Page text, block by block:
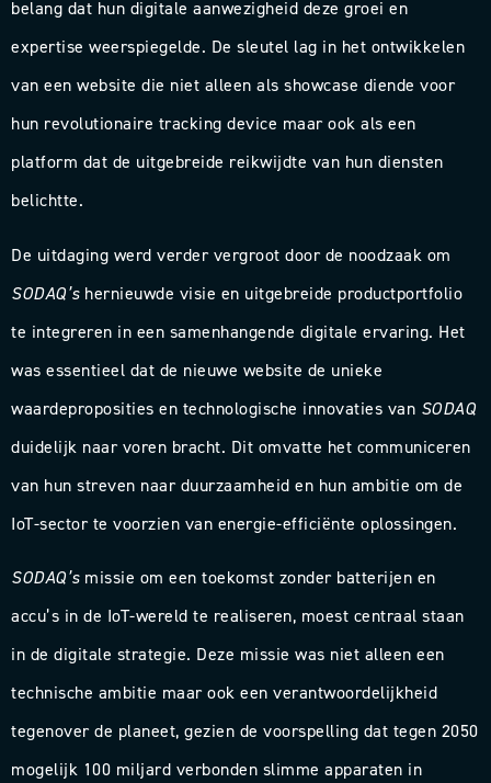
belang dat hun digitale aanwezigheid deze groei en
expertise weerspiegelde. De sleutel lag in het ontwikkelen
van een website die niet alleen als showcase diende voor
hun revolutionaire tracking device maar ook als een
platform dat de uitgebreide reikwijdte van hun diensten
belichtte.
De uitdaging werd verder vergroot door de noodzaak om
SODAQ’shernieuwde visie en uitgebreide productportfolio
te integreren in een samenhangende digitale ervaring. Het
was essentieel dat de nieuwe website de unieke
waardeproposities en technologische innovaties van SODAQ
duidelijk naar voren bracht. Dit omvatte het communiceren
van hun streven naar duurzaamheid en hun ambitie om de
IoT-sector te voorzien van energie-efficiënte oplossingen.
SODAQ’smissie om een toekomst zonder batterijen en
accu’s in de IoT-wereld te realiseren, moest centraal staan
in de digitale strategie. Deze missie was niet alleen een
technische ambitie maar ook een verantwoordelijkheid
tegenover de planeet, gezien de voorspelling dat tegen 2050
mogelijk 100 miljard verbonden slimme apparaten in